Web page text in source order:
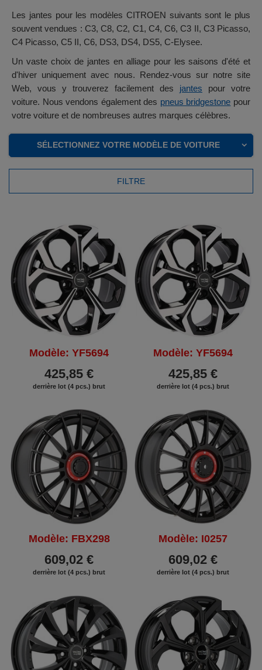
Les jantes pour les modèles CITROEN suivants sont le plus
souvent vendues : C3, C8, C2, C1, C4, C6, C3 II, C3 Picasso,
C4 Picasso, C5 II, C6, DS3, DS4, DS5, C-Elysee.
Un vaste choix de jantes en alliage pour les saisons d'été et
d'hiver uniquement avec nous. Rendez-vous sur notre site
Web, vous y trouverez facilement des jantes pour votre
voiture. Nous vendons également des pneus bridgestone pour
votre voiture et de nombreuses autres marques célèbres.
SÉLECTIONNEZ VOTRE MODÈLE DE VOITURE
FILTRE
Modèle: YF5694
425,85 €
derrière lot (4 pcs.) brut
Modèle: YF5694
425,85 €
derrière lot (4 pcs.) brut
Modèle: FBX298
609,02 €
derrière lot (4 pcs.) brut
Modèle: I0257
609,02 €
derrière lot (4 pcs.) brut